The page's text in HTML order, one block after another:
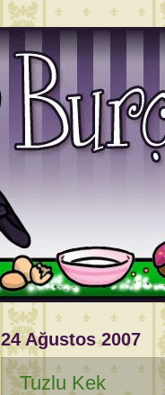
24 Ağustos 2007
Tuzlu Kek